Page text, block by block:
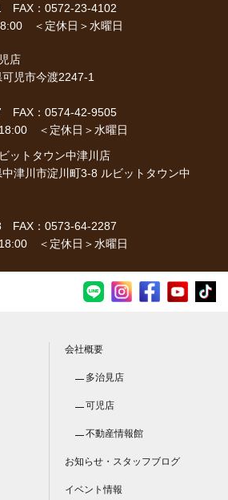
FAX：0572-23-4102
＜定休日＞水曜日
店
児市今渡2247-1
FAX：0574-42-9505
＜定休日＞水曜日
ットタウン中津川店
津川市淀川町3-8 ルビットタウン中
FAX：0573-64-2287
＜定休日＞水曜日
会社概要
多治見店
可児店
不動産情報館
お知らせ・スタッフブログ
イベント情報